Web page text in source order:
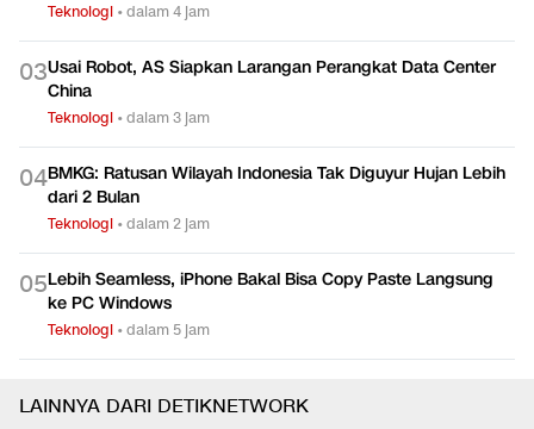
Teknologi •dalam 4 jam
03Usai Robot, AS Siapkan Larangan Perangkat Data Center
China
Teknologi •dalam 3 jam
04BMKG: Ratusan Wilayah Indonesia Tak Diguyur Hujan Lebih
dari 2 Bulan
Teknologi •dalam 2 jam
05Lebih Seamless, iPhone Bakal Bisa Copy Paste Langsung
ke PC Windows
Teknologi •dalam 5 jam
LAINNYA DARI DETIKNETWORK